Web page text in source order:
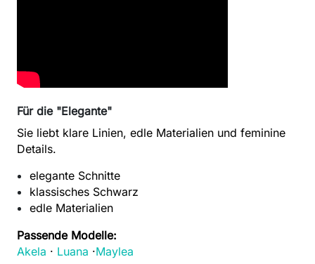
Für die "Elegante"
Sie liebt klare Linien, edle Materialien und feminine
Details.
elegante Schnitte
klassisches Schwarz
edle Materialien
Passende Modelle:
Akela · Luana ·Maylea